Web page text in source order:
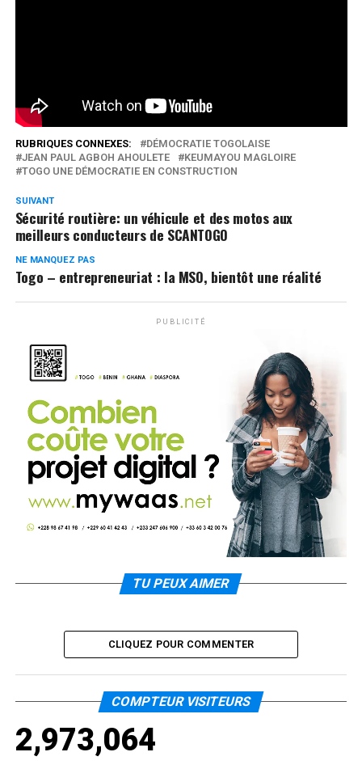
RUBRIQUES CONNEXES:
DÉMOCRATIE TOGOLAISE
JEAN PAUL AGBOH AHOULETE
KEUMAYOU MAGLOIRE
TOGO UNE DÉMOCRATIE EN CONSTRUCTION
SUIVANT
Sécurité routière: un véhicule et des motos aux
meilleurs conducteurs de SCANTOGO
NE MANQUEZ PAS
Togo – entrepreneuriat : la MSO, bientôt une réalité
PUBLICITÉ
TU PEUX AIMER
CLIQUEZ POUR COMMENTER
COMPTEUR VISITEURS
2,973,064